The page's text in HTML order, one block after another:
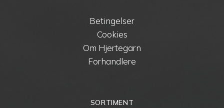
Betingelser
Cookies
Om Hjertegarn
Forhandlere
SORTIMENT